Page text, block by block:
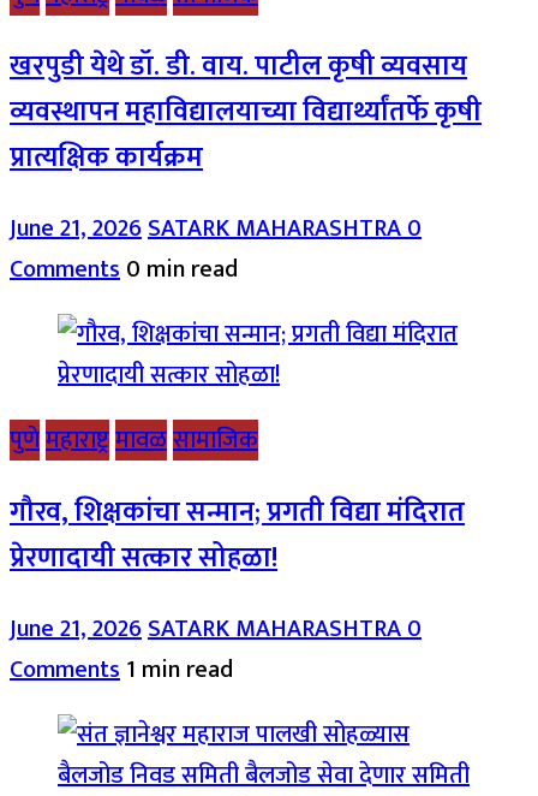
खरपुडी येथे डॉ. डी. वाय. पाटील कृषी व्यवसाय
व्यवस्थापन महाविद्यालयाच्या विद्यार्थ्यांतर्फे कृषी
प्रात्यक्षिक कार्यक्रम
June 21, 2026SATARK MAHARASHTRA0
Comments0 min read
पुणेमहाराष्ट्रमावळसामाजिक
गौरव, शिक्षकांचा सन्मान; प्रगती विद्या मंदिरात
प्रेरणादायी सत्कार सोहळा!
June 21, 2026SATARK MAHARASHTRA0
Comments1 min read